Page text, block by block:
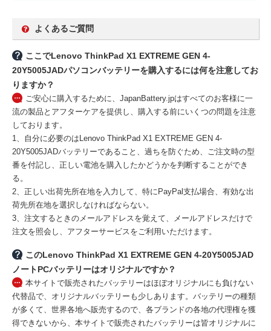
よくあるご質問
ここでLenovo ThinkPad X1 EXTREME GEN 4-
20Y5005JADパソコンバッテリーを購入するには何を注意してお
りますか？
ご安心に購入するために、JapanBattery.jpはすべてのお客様に一
流の製品とアフターケアを提供し、購入する前にいくつの問題を注意
しております。
1、自分に必要のはLenovo ThinkPad X1 EXTREME GEN 4-
20Y5005JADバッテリーであること、過ちを防ぐため、ご注文時の型
番を付記し、正しい電池を購入したかどうかを判断することができ
る。
2、正しい出荷先所在地を入力して、特にPayPal支払場合、有効な出
荷先所在地を選択しなければならない。
3、注文するときのメールアドレスを覚えて、メールアドレスだけで
注文を照会し、アフターサービスをご利用いただけます。
このLenovo ThinkPad X1 EXTREME GEN 4-20Y5005JAD
ノートPCバッテリーはオリジナルですか？
本サイトで販売されたバッテリーはほぼオリジナルにも負けない
代替品で、オリジナルバッテリーも少しあります。バッテリーの種類
が多くて、世界各地へ販売するので、各ブランドの各地の代理権を獲
得できないから、本サイトで販売されたバッテリーは皆オリジナルに